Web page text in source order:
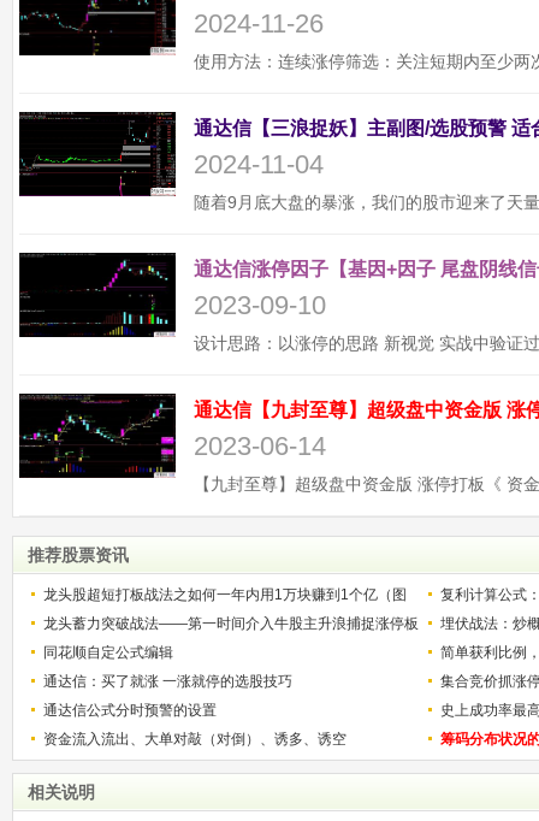
2024-11-26
2024-11-04
通达信涨停因子【基因+因子 尾盘阴线
2023-09-10
2023-06-14
推荐股票资讯
龙头股超短打板战法之如何一年内用1万块赚到1个亿（图
解）
复利计算公式
少？
龙头蓄力突破战法——第一时间介入牛股主升浪捕捉涨停板
的技巧（图解）
埋伏战法：炒
同花顺自定公式编辑
简单获利比例
用
通达信：买了就涨 一涨就停的选股技巧
集合竞价抓涨
通达信公式分时预警的设置
史上成功率最
称选股法宝！
资金流入流出、大单对敲（对倒）、诱多、诱空 筹码分布状况
相关说明